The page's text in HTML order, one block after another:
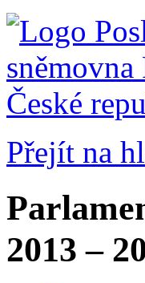
Přejít na
2013 –